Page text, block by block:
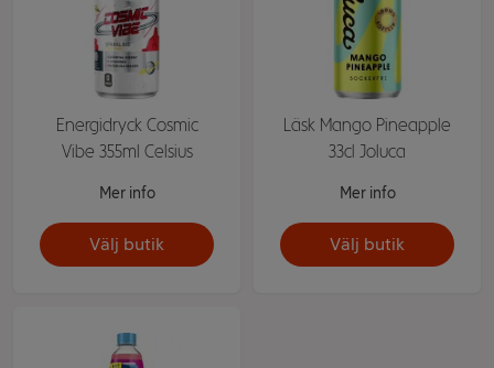
Energidryck Cosmic
Vibe 355ml Celsius
Mer info
Välj butik
Läsk Mango Pineapple
33cl Joluca
Mer info
Välj butik